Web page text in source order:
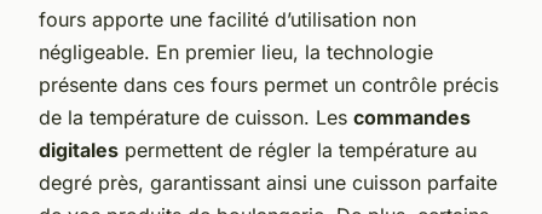
fours apporte une facilité d’utilisation non
négligeable. En premier lieu, la technologie
présente dans ces fours permet un contrôle précis
de la température de cuisson. Les commandes
digitales permettent de régler la température au
degré près, garantissant ainsi une cuisson parfaite